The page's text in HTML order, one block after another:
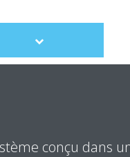
Scroll
to
conçu dans